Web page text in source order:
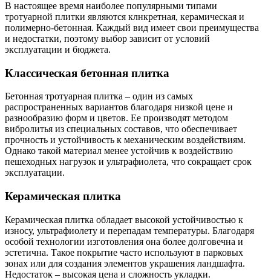
В настоящее время наиболее популярными типами
тротуарной плитки являются клнкретная, керамическая и
полимерно-бетонная. Каждый вид имеет свои преимущества
и недостатки, поэтому выбор зависит от условий
эксплуатации и бюджета.
Классическая бетонная плитка
Бетонная тротуарная плитка – один из самых
распространенных вариантов благодаря низкой цене и
разнообразию форм и цветов. Ее производят методом
вибролитья из специальных составов, что обеспечивает
прочность и устойчивость к механическим воздействиям.
Однако такой материал менее устойчив к воздействию
пешеходных нагрузок и ультрафиолета, что сокращает срок
эксплуатации.
Керамическая плитка
Керамическая плитка обладает высокой устойчивостью к
износу, ультрафиолету и перепадам температуры. Благодаря
особой технологии изготовления она более долговечна и
эстетична. Такое покрытие часто используют в парковых
зонах или для создания элементов украшения ландшафта.
Недостаток – высокая цена и сложность укладки.